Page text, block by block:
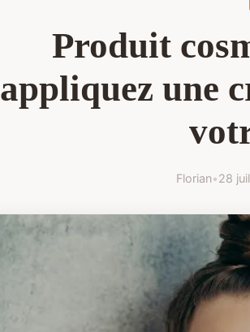
Produit
appliquez une
Florian•28